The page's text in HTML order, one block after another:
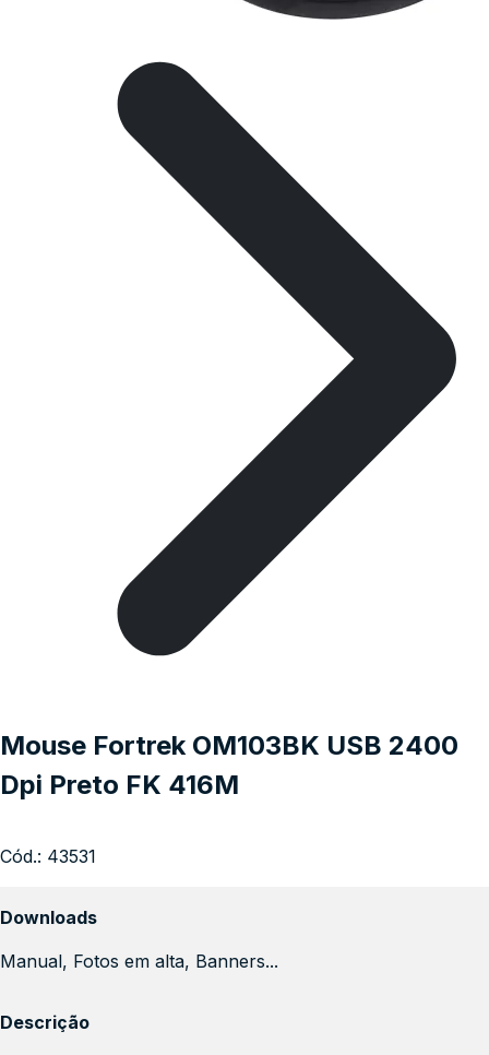
Mouse Fortrek OM103BK USB 2400
Dpi Preto FK 416M
Cód.: 43531
Downloads
Manual, Fotos em alta, Banners...
Descrição